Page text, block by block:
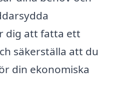
dig att fatta ett
säkerställa att du
din ekonomiska